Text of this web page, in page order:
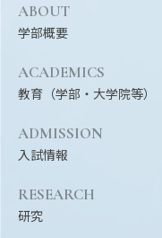
ABOUT
学部概要
ACADEMICS
教育（学部・大学院等）
ADMISSION
入試情報
RESEARCH
研究